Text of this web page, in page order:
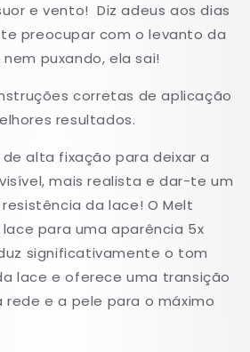
e vento! Diz adeus aos dias
preocupar com o levanto da
puxando, ela sai!
corretas de aplicação
resultados.
alta fixação para deixar a
mais realista e dar-te um
da lace! O Melt
para uma aparência 5x
significativamente o tom
lace e oferece uma transição
e a pele para o máximo